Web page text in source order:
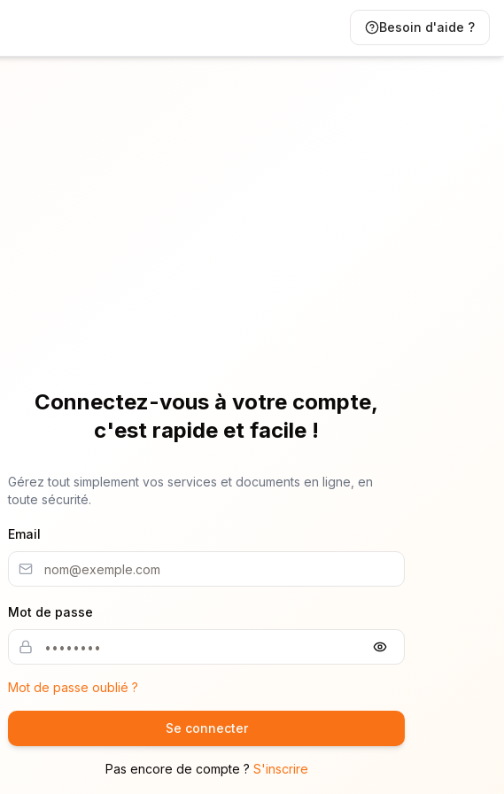
Besoin d'aide ?
Connectez-vous à votre compte,
c'est rapide et facile !
Gérez tout simplement vos services et documents en ligne, en
toute sécurité.
Email
Mot de passe
Mot de passe oublié ?
Se connecter
Pas encore de compte ? S'inscrire